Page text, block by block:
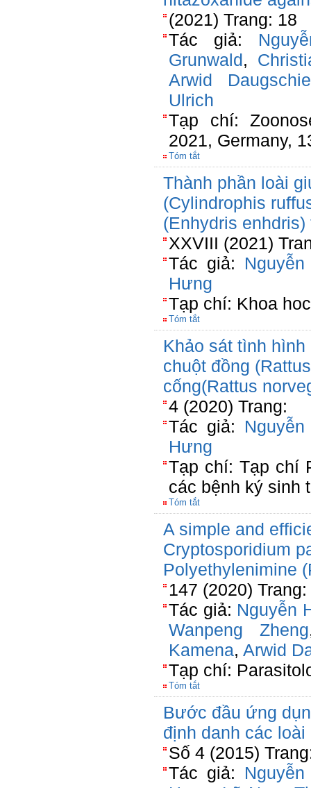
(2021) Trang: 18
Tác giả:
Grunwald,
Arwid
Ulrich
Tạp chí:
2021, Germany,
Tóm tắt
Thành phần loài
(Cylindrophis
(Enhydris
XXVIII (2021)
Tác giả:
Hưng
Tạp chí: Khoa
Tóm tắt
Khảo sát tình
chuột đồng
cống(Rattus
4 (2020) Trang:
Tác giả:
Hưng
Tạp chí: Tạp chí
các bệnh ký sinh
Tóm tắt
A simple and
Cryptosporidium
Polyethylenimine
147 (2020)
Tác giả: Nguyễn
Wanpeng Zheng
Kamena, Arwid
Tạp chí:
Tóm tắt
Bước đầu ứng
định danh các
Số 4 (2015)
Tác giả: